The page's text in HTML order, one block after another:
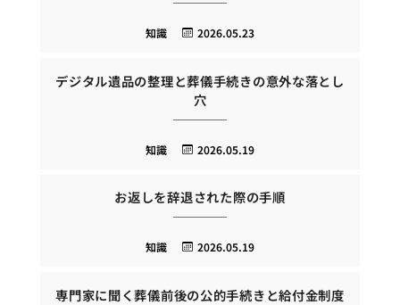
2026.05.23
知識
デジタル遺品の整理と葬儀手続きの意外な落とし
穴
2026.05.19
知識
お返しを辞退された際の手順
2026.05.19
知識
専門家に聞く葬儀前後の公的手続きと給付金制度